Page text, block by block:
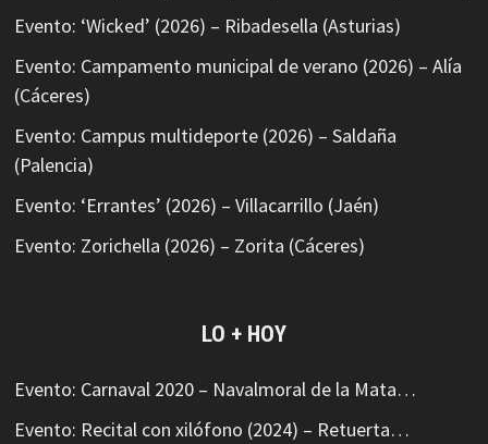
Evento: ‘Wicked’ (2026) – Ribadesella (Asturias)
Evento: Campamento municipal de verano (2026) – Alía
(Cáceres)
Evento: Campus multideporte (2026) – Saldaña
(Palencia)
Evento: ‘Errantes’ (2026) – Villacarrillo (Jaén)
Evento: Zorichella (2026) – Zorita (Cáceres)
LO + HOY
Evento: Carnaval 2020 – Navalmoral de la Mata…
Evento: Recital con xilófono (2024) – Retuerta…